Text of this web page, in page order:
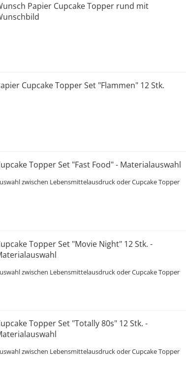
Papier Cupcake Topper rund mit
Cupcake Topper Set "Flammen" 12 Stk.
Topper Set "Fast Food" - Materialauswahl
zwischen Lebensmittelausdruck oder Cupcake Topper
Topper Set "Movie Night" 12 Stk. -
zwischen Lebensmittelausdruck oder Cupcake Topper
Topper Set "Totally 80s" 12 Stk. -
zwischen Lebensmittelausdruck oder Cupcake Topper